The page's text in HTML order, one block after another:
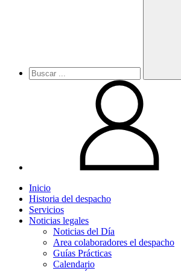
Inicio
Historia del despacho
Servicios
Noticias legales
Noticias del Día
Area colaboradores el despacho
Guías Prácticas
Calendario